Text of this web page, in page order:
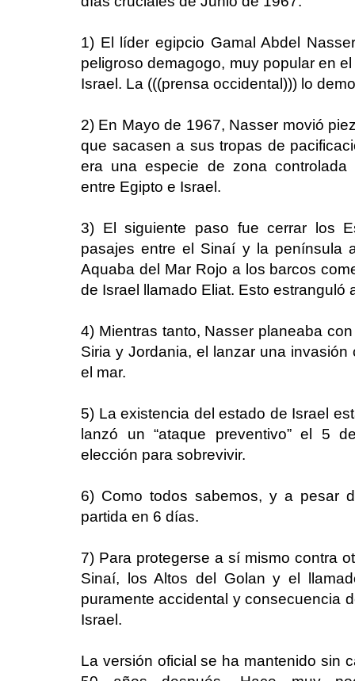
1) El líder egipcio Gamal Abdel
peligroso demagogo, muy popular en
Israel. La (((prensa occidental))) lo
2) En Mayo de 1967, Nasser movió
que sacasen a sus tropas de
era una especie de zona controlada
entre Egipto e Israel.
3) El siguiente paso fue cerrar los
pasajes entre el Sinaí y la península
Aquaba del Mar Rojo a los barcos
de Israel llamado Eliat. Esto estranguló
4) Mientras tanto, Nasser planeaba
Siria y Jordania, el lanzar una
el mar.
5) La existencia del estado de Israel
lanzó un “ataque preventivo” el 5
elección para sobrevivir.
6) Como todos sabemos, y a pesar
partida en 6 días.
7) Para protegerse a sí mismo contra
Sinaí, los Altos del Golan y el
puramente accidental y consecuencia
Israel.
La versión oficial se ha mantenido sin